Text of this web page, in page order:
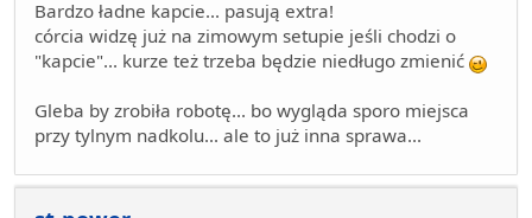
Bardzo ładne kapcie... pasują extra!
córcia widzę już na zimowym setupie jeśli chodzi o
"kapcie"... kurze też trzeba będzie niedługo zmienić
Gleba by zrobiła robotę... bo wygląda sporo miejsca
przy tylnym nadkolu... ale to już inna sprawa...